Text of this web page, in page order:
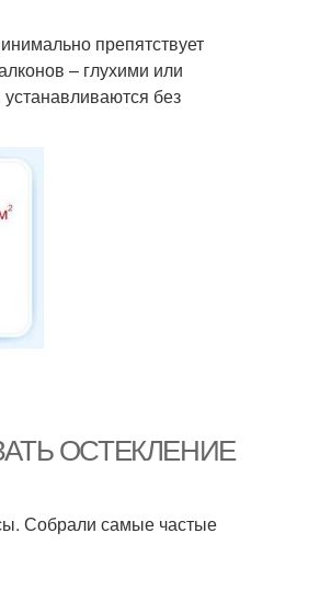
препятствует
– глухими или
без
ОСТЕКЛЕНИЕ
Собрали самые частые